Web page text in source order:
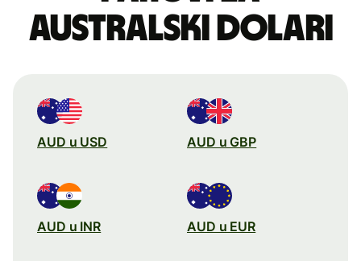
australski dolari
AUD u USD AUD u GBP
AUD u INR AUD u EUR